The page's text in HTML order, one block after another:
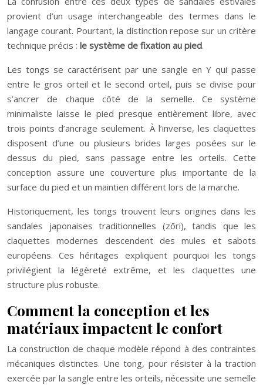
provient d’un usage interchangeable des termes dans le
langage courant. Pourtant, la distinction repose sur un critère
technique précis : le système de fixation au pied.
Les tongs se caractérisent par une sangle en Y qui passe
entre le gros orteil et le second orteil, puis se divise pour
s’ancrer de chaque côté de la semelle. Ce système
minimaliste laisse le pied presque entièrement libre, avec
trois points d’ancrage seulement. À l’inverse, les claquettes
disposent d’une ou plusieurs brides larges posées sur le
dessus du pied, sans passage entre les orteils. Cette
conception assure une couverture plus importante de la
surface du pied et un maintien différent lors de la marche.
Historiquement, les tongs trouvent leurs origines dans les
sandales japonaises traditionnelles (zōri), tandis que les
claquettes modernes descendent des mules et sabots
européens. Ces héritages expliquent pourquoi les tongs
privilégient la légèreté extrême, et les claquettes une
structure plus robuste.
Comment la conception et les
matériaux impactent le confort
La construction de chaque modèle répond à des contraintes
mécaniques distinctes. Une tong, pour résister à la traction
exercée par la sangle entre les orteils, nécessite une semelle